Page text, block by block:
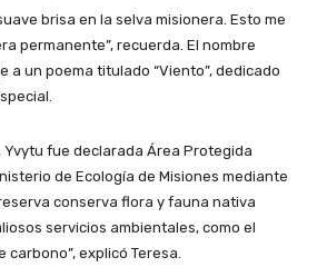
brisa en la selva misionera. Esto me
permanente”, recuerda. El nombre
a un poema titulado “Viento”, dedicado
Yvytu fue declarada Área Protegida
de Ecología de Misiones mediante
reserva conserva flora y fauna nativa
servicios ambientales, como el
explicó Teresa.